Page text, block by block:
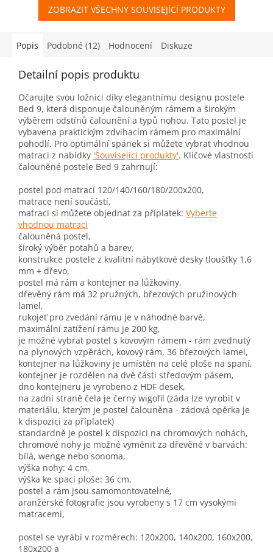
ZOBRAZIT VŠECHNY SOUVISEJÍCÍ PRODUKTY
Popis Podobné (12) Hodnocení Diskuze
Detailní popis produktu
Očarujte svou ložnici díky elegantnímu designu postele
Bed 9, která disponuje čalouněným rámem a širokým
výběrem odstínů čalounění a typů nohou. Tato postel je
vybavena praktickým zdvihacím rámem pro maximální
pohodlí. Pro optimální spánek si můžete vybrat vhodnou
matraci z nabídky 'Související produkty'. Klíčové vlastnosti
čalouněné postele Bed 9 zahrnují:
postel pod matrací 120/140/160/180/200x200,
matrace není součástí,
matraci si můžete objednat za příplatek: Vyberte
vhodnou matraci
čalouněná postel,
široký výběr potahů a barev,
konstrukce postele z kvalitní nábytkové desky tloušťky 1,6
mm + dřevo,
postel má rám a kontejner na lůžkoviny,
dřevěný rám má 32 pružných, březových pružinových
lamel,
rukojeť pro zvedání rámu je v náhodné barvě,
maximální zatížení rámu je 200 kg,
je možné vybrat postel s kovovým rámem - rám zvednutý
na plynových vzpěrách, kovový rám, 36 březových lamel,
kontejner na lůžkoviny je umístěn na celé ploše na spaní,
kontejner je rozdělen na dvě části středovým pásem,
dno kontejneru je vyrobeno z HDF desek,
na zadní straně čela je černý wigofil (záda lze vyrobit v
materiálu, kterým je postel čalouněna - zádová opěrka je
k dispozici za příplatek)
standardně je postel k dispozici na chromových nohách,
chromové nohy je možné vyměnit za dřevěné v barvách:
bílá, wenge nebo sonoma,
výška nohy: 4 cm,
výška ke spací ploše: 36 cm,
postel a rám jsou samomontovatelné,
aranžérské fotografie jsou vyrobeny s 17 cm vysokými
matracemi,
postel se vyrábí v rozměrech: 120x200, 140x200, 160x200,
180x200 a